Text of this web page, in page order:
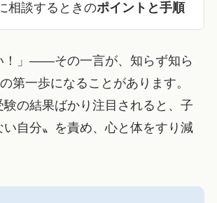
相談するときのポイントと手順
！」――その一言が、知らず知ら
第一歩になることがあります。
験の結果ばかり注目されると、子
い自分〟を責め、心と体をすり減